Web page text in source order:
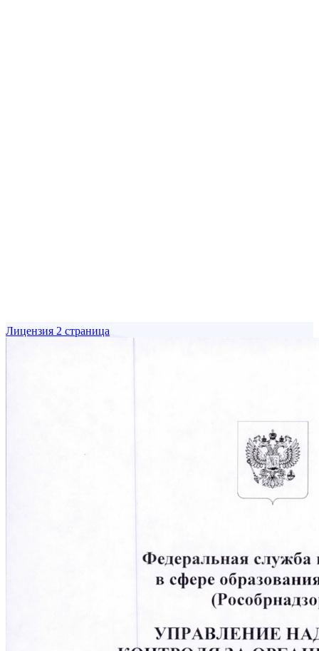
Лицензия 2 страница